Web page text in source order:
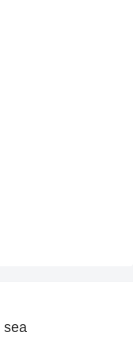
sea